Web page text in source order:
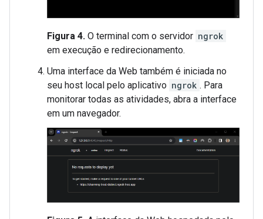
Figura 4. O terminal com o servidor ngrok
em execução e redirecionamento.
Uma interface da Web também é iniciada no
seu host local pelo aplicativo ngrok . Para
monitorar todas as atividades, abra a interface
em um navegador.